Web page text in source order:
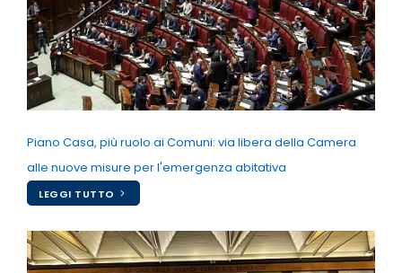
Piano Casa, più ruolo ai Comuni: via libera della Camera
alle nuove misure per l'emergenza abitativa
LEGGI TUTTO